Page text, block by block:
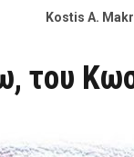
Kostis A.
του